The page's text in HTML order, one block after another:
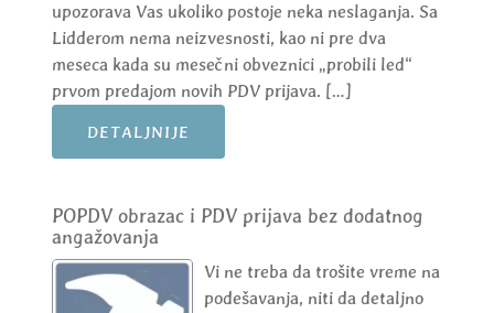
upozorava Vas ukoliko postoje neka neslaganja. Sa
Lidderom nema neizvesnosti, kao ni pre dva
meseca kada su mesečni obveznici „probili led“
prvom predajom novih PDV prijava. […]
DETALJNIJE
POPDV obrazac i PDV prijava bez dodatnog
angažovanja
Vi ne treba da trošite vreme na
podešavanja, niti da detaljno